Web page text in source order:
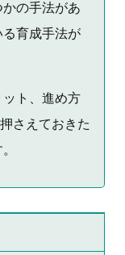
の手法があ
る育成手法が
ト、進め方
さえておきた